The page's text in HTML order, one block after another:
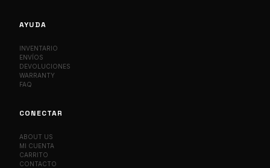
AYUDA
INVENTARIO
ENVÍOS
DEVOLUCIONES
WARRANTY
FAQ
CONECTAR
ABOUT US
MI CUENTA
CARRITO
CONTACTO